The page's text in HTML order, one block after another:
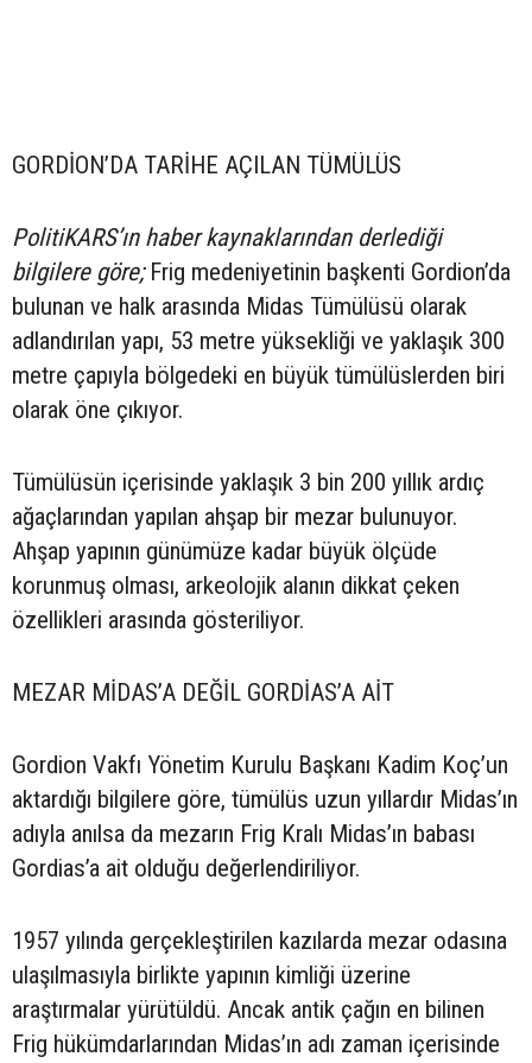
GORDİON’DA TARİHE AÇILAN TÜMÜLÜS
PolitiKARS’ın haber kaynaklarından derlediği
bilgilere göre;Frig medeniyetinin başkenti Gordion’da
bulunan ve halk arasında Midas Tümülüsü olarak
adlandırılan yapı, 53 metre yüksekliği ve yaklaşık 300
metre çapıyla bölgedeki en büyük tümülüslerden biri
olarak öne çıkıyor.
Tümülüsün içerisinde yaklaşık 3 bin 200 yıllık ardıç
ağaçlarından yapılan ahşap bir mezar bulunuyor.
Ahşap yapının günümüze kadar büyük ölçüde
korunmuş olması, arkeolojik alanın dikkat çeken
özellikleri arasında gösteriliyor.
MEZAR MİDAS’A DEĞİL GORDİAS’A AİT
Gordion Vakfı Yönetim Kurulu Başkanı Kadim Koç’un
aktardığı bilgilere göre, tümülüs uzun yıllardır Midas’ın
adıyla anılsa da mezarın Frig Kralı Midas’ın babası
Gordias’a ait olduğu değerlendiriliyor.
1957 yılında gerçekleştirilen kazılarda mezar odasına
ulaşılmasıyla birlikte yapının kimliği üzerine
araştırmalar yürütüldü. Ancak antik çağın en bilinen
Frig hükümdarlarından Midas’ın adı zaman içerisinde